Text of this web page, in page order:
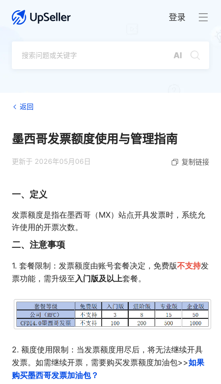
登录
返回
墨西哥发票额度使用与管理指南
更新于 2026年05月06日 复制链接
一、定义
发票额度是指在墨西哥（MX）站点开具发票时，系统允
许使用的开票次数。
二、注意事项
1. 套餐限制：发票额度由账号套餐决定，免费版不支持发
票功能，需升级至入门版及以上套餐。
2. 额度使用限制：当发票额度用尽后，将无法继续开具
发票。如需继续开票，需要购买发票额度加油包>>如果
购买墨西哥发票加油包？